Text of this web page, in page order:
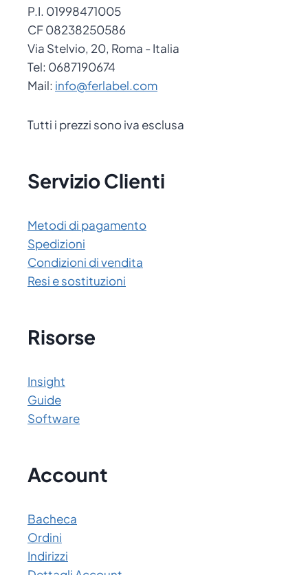
P.I. 01998471005
CF 08238250586
Via Stelvio, 20, Roma - Italia
Tel: 0687190674
Mail: info@ferlabel.com
Tutti i prezzi sono iva esclusa
Servizio Clienti
Metodi di pagamento
Spedizioni
Condizioni di vendita
Resi e sostituzioni
Risorse
Insight
Guide
Software
Account
Bacheca
Ordini
Indirizzi